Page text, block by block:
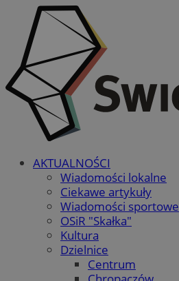
AKTUALNOŚCI
Wiadomości lokalne
Ciekawe artykuły
Wiadomości sportowe
OSiR "Skałka"
Kultura
Dzielnice
Centrum